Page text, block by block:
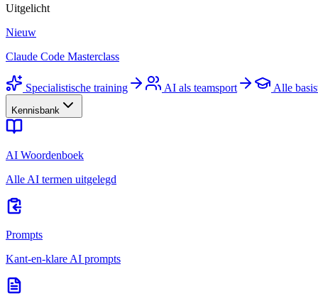
Uitgelicht
Nieuw
Claude Code Masterclass
Specialistische training AI als teamsport Alle
Kennisbank
AI Woordenboek
Alle AI termen uitgelegd
Prompts
Kant-en-klare AI prompts